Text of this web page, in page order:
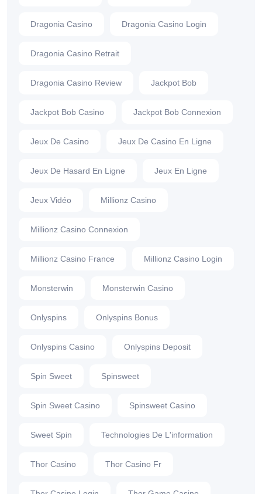
Dragonia Casino Dragonia Casino Login
Dragonia Casino Retrait
Dragonia Casino Review Jackpot Bob
Jackpot Bob Casino Jackpot Bob Connexion
Jeux De Casino Jeux De Casino En Ligne
Jeux De Hasard En Ligne Jeux En Ligne
Jeux Vidéo Millionz Casino
Millionz Casino Connexion
Millionz Casino France Millionz Casino Login
Monsterwin Monsterwin Casino
Onlyspins Onlyspins Bonus
Onlyspins Casino Onlyspins Deposit
Spin Sweet Spinsweet
Spin Sweet Casino Spinsweet Casino
Sweet Spin Technologies De L'information
Thor Casino Thor Casino Fr